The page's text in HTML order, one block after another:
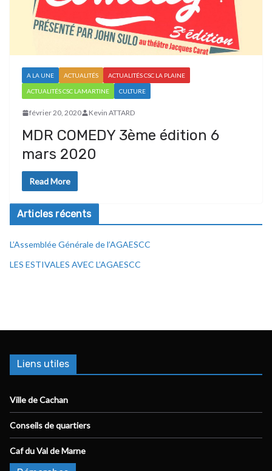
A LA UNE ACTUALITÉS ACTUALITÉS CSC LA PLAINE
ACTUALITÉS CSC LAMARTINE CULTURE
février 20, 2020 Kevin ATTARD
MDR COMEDY 3ème édition 6
mars 2020
Read More
Articles récents
L’Assemblée Générale de l’AGAESCC
LES ESTIVALES AVEC L’AGAESCC
Liens utiles
Ville de Cachan
Conseils de quartiers
Caf du Val de Marne